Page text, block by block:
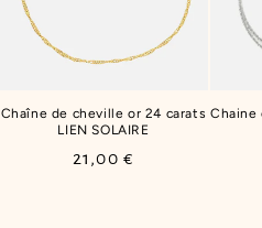
Chaîne de cheville or 24 carats
LIEN SOLAIRE
Prix
21,00 €
Chaine